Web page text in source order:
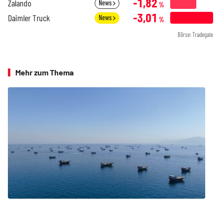
Zalando News %
Daimler Truck News -3,01 %
Börse: Tradegate
Mehr zum Thema